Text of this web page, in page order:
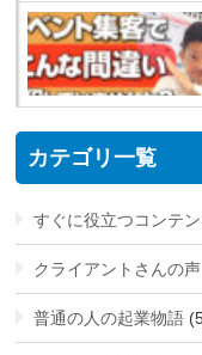
カテゴリ一覧
すぐに役立つコンテ
クライアントさんの声
普通の人の起業物語